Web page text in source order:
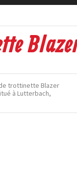
trottinette Blazer
à Lutterbach,